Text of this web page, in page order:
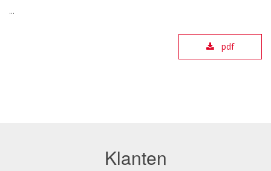
...
pdf
Klanten